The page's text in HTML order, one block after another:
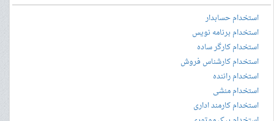
استخدام حسابدار
استخدام برنامه نویس
استخدام کارگر ساده
استخدام کارشناس فروش
استخدام راننده
استخدام منشی
استخدام کارمند اداری